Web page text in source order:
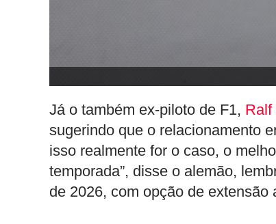
Já o também ex-piloto de F1, Ralf
sugerindo que o relacionamento
isso realmente for o caso, o
temporada”, disse o alemão,
de 2026, com opção de extensão